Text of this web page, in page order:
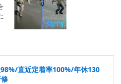
直近定着率100%/年休130